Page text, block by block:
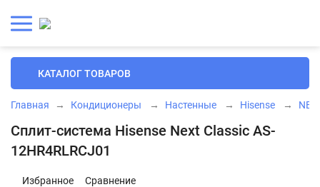
КАТАЛОГ ТОВАРОВ
Главная → Кондиционеры → Настенные → Hisense →
Сплит-система Hisense Next Classic AS-
12HR4RLRCJ01
Избранное Сравнение